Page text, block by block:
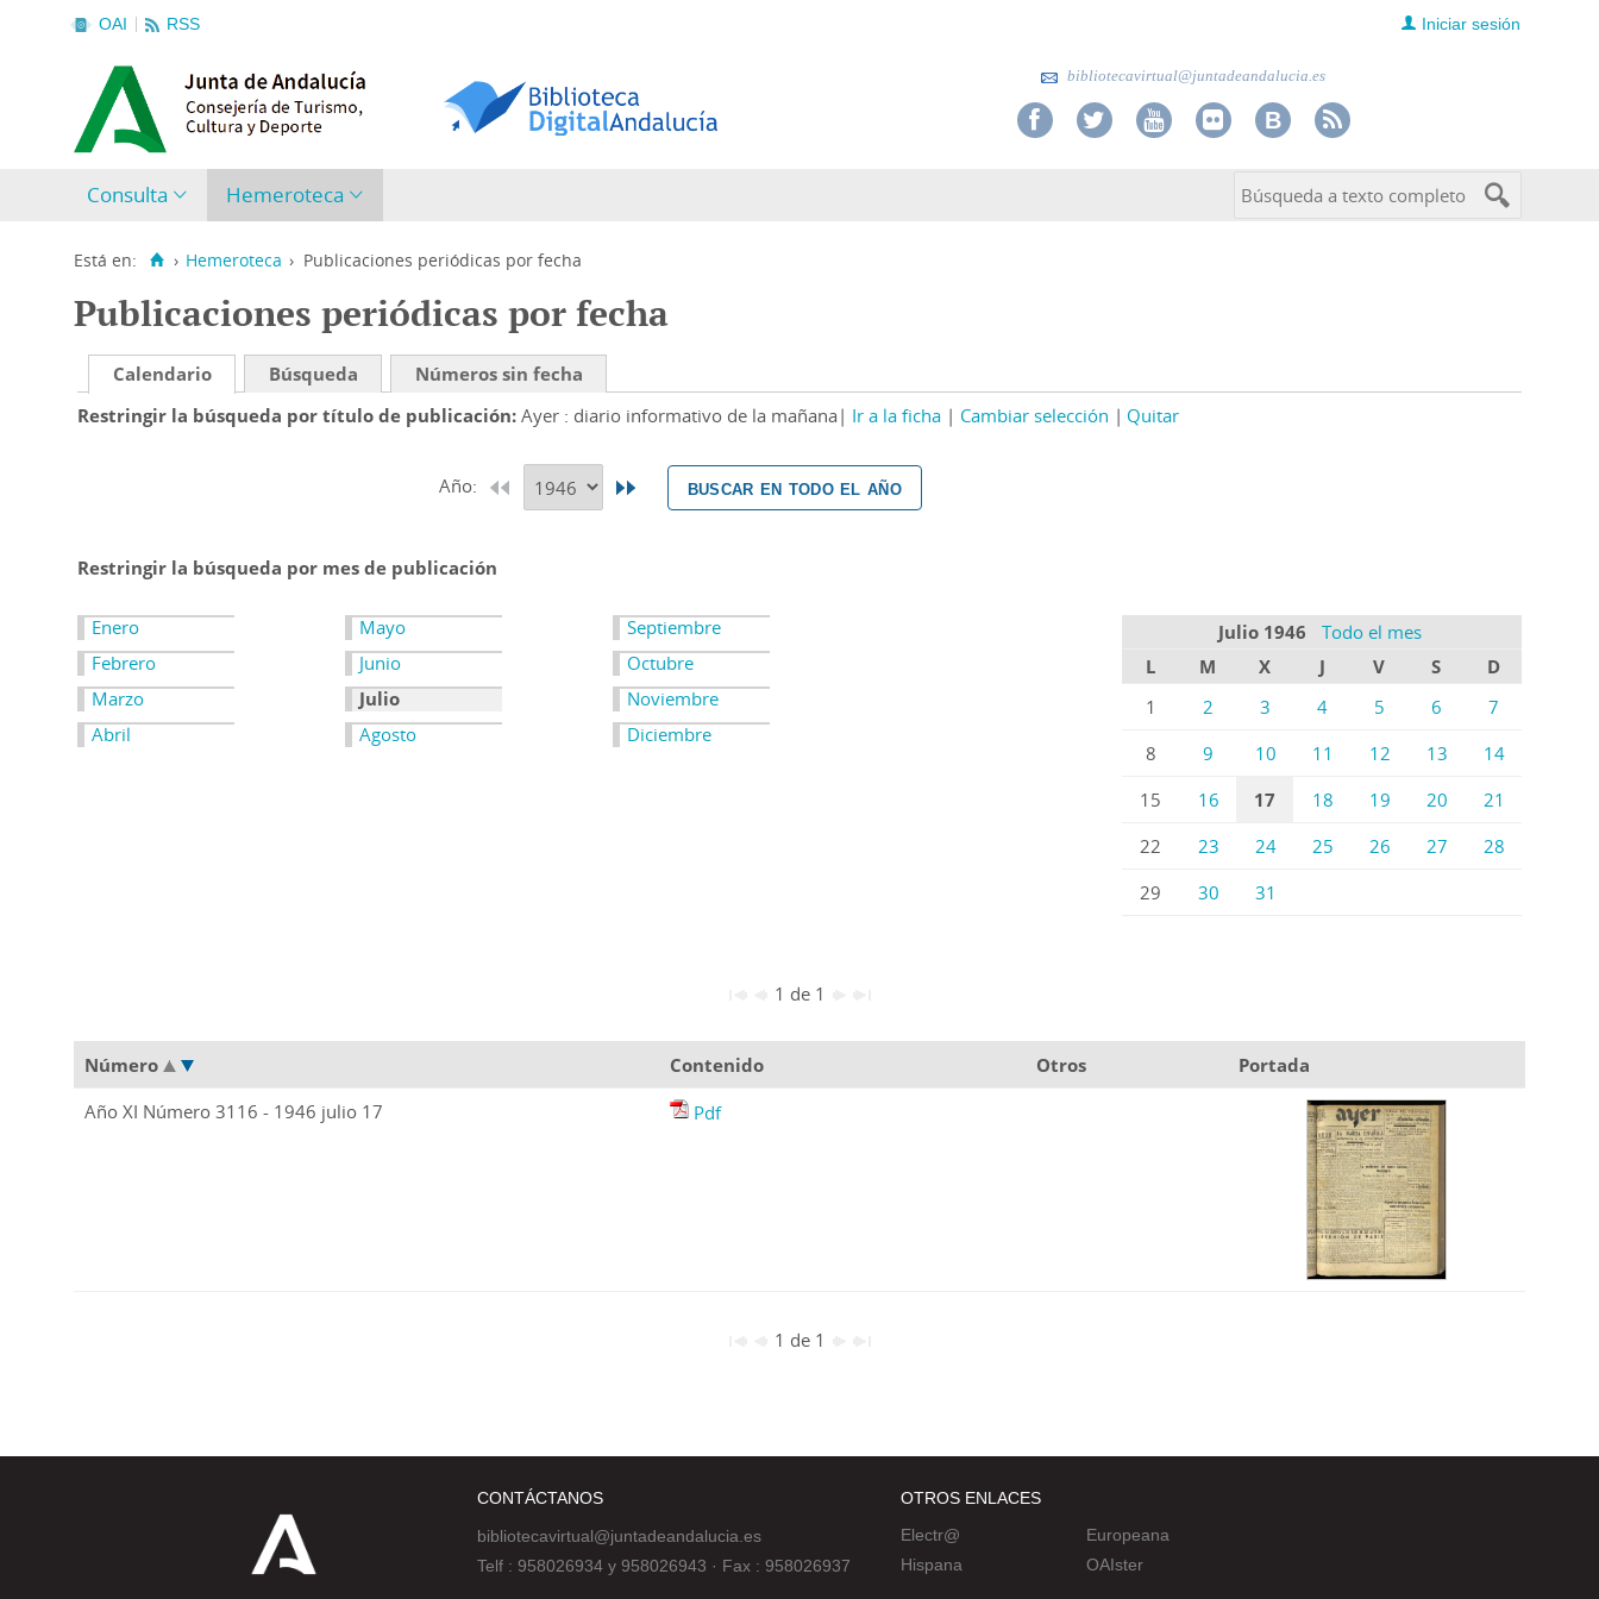
OAI RSS Iniciar sesión
bibliotecavirtual@juntadeandalucia.es
Consulta Hemeroteca
Está en: › Hemeroteca › Publicaciones periódicas por fecha
Publicaciones periódicas por fecha
Calendario Búsqueda
Números sin fecha
Restringir la búsqueda por título de publicación Ayer : diario informativo de la mañana Ir a la ficha Cambiar selección Quitar
Año: buscar en todo el año
Restringir la búsqueda por mes de publicación
Enero
Febrero
Marzo
Abril
Mayo
Junio
Julio
Agosto
Septiembre
Octubre
Noviembre
Diciembre
Julio 1946
Todo el mes
L
M X J V S
D
1
2 3 4 5 6
7
8
9 10 11 12 13
14
15
16 17 18 19 20
21
22
23 24 25 26 27
28
29
30 31
1 de 1
Número Contenido Otros
Portada
Año XI Número 3116 - 1946 julio 17
Pdf
1 de 1
CONTÁCTANOS
bibliotecavirtual@juntadeandalucia.es
Telf : 958026934 y 958026943 · Fax : 958026937
OTROS ENLACES
Electr@
Hispana
Europeana
OAIster